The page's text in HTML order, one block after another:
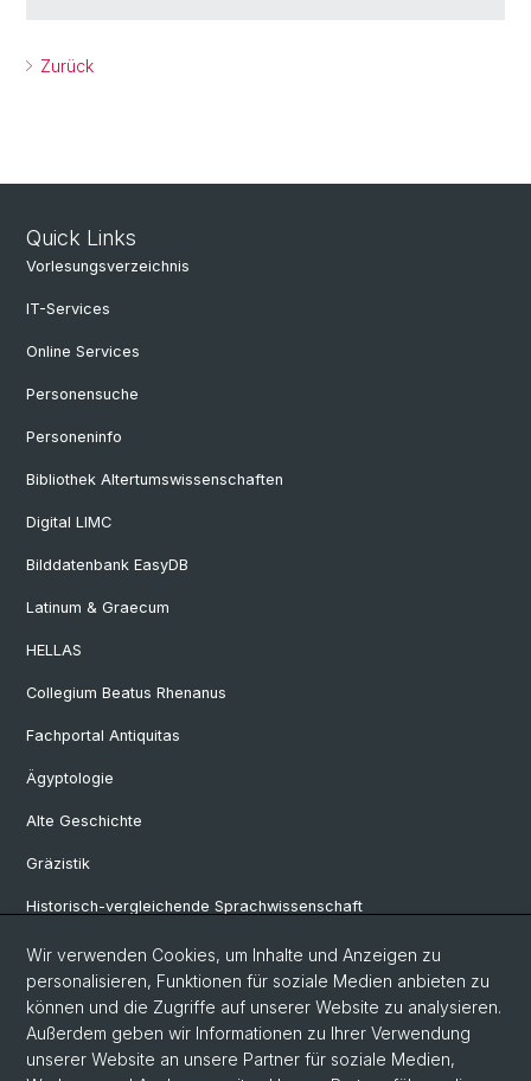
Zurück
Quick Links
Vorlesungsverzeichnis
IT-Services
Online Services
Personensuche
Personeninfo
Bibliothek Altertumswissenschaften
Digital LIMC
Bilddatenbank EasyDB
Latinum & Graecum
HELLAS
Collegium Beatus Rhenanus
Fachportal Antiquitas
Ägyptologie
Alte Geschichte
Gräzistik
Historisch-vergleichende Sprachwissenschaft
Klassische Archäologie
Latinistik
Ur- und Frühgeschichtliche und Provinzialrömische Archäologie
Vindonissa-Professur
Wir verwenden Cookies, um Inhalte und Anzeigen zu
personalisieren, Funktionen für soziale Medien anbieten zu
können und die Zugriffe auf unserer Website zu analysieren.
Außerdem geben wir Informationen zu Ihrer Verwendung
unserer Website an unsere Partner für soziale Medien,